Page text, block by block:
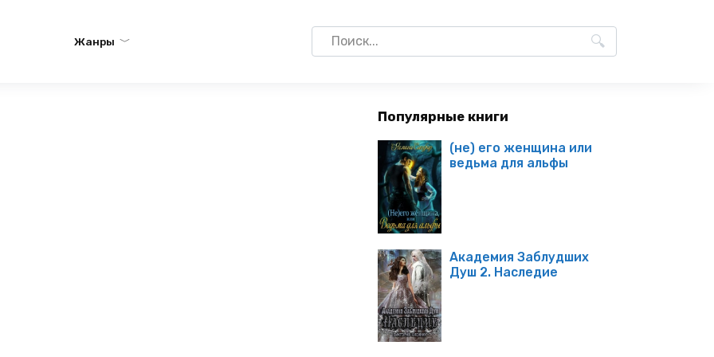
Жанры
Search
for:
Популярные книги
(не) его женщина или
ведьма для альфы
Академия Заблудших
Душ 2. Наследие